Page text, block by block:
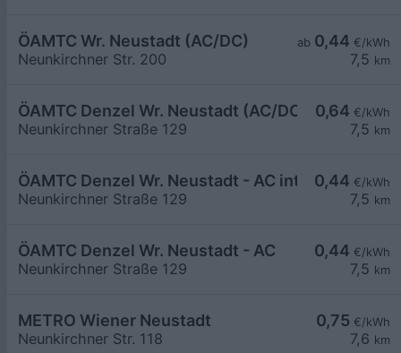
ab 0,44 €/kWh
7,5 km
ÖAMTC Wr. Neustadt (AC/DC)
Neunkirchner Str. 200
0,64 €/kWh
7,5 km
ÖAMTC Denzel Wr. Neustadt (AC/DC)
Neunkirchner Straße 129
0,44 €/kWh
7,5 km
ÖAMTC Denzel Wr. Neustadt - AC intern 1
Neunkirchner Straße 129
0,44 €/kWh
7,5 km
ÖAMTC Denzel Wr. Neustadt - AC
Neunkirchner Straße 129
0,75 €/kWh
7,6 km
METRO Wiener Neustadt
Neunkirchner Str. 118